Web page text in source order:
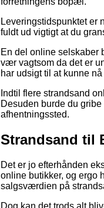
Leveringstidspunktet er
fuldt ud vigtigt at du
En del online selskaber
vær vagtsom da det er
har udsigt til at kunne
Indtil flere strandsand
Desuden burde du
afhentningssted.
Strandsand til
Det er jo efterhånden
online butikker, og ergo
salgsværdien på
Dog kan det trods alt